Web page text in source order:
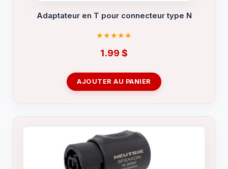
Adaptateur en T pour connecteur type N
1.99 $
AJOUTER AU PANIER